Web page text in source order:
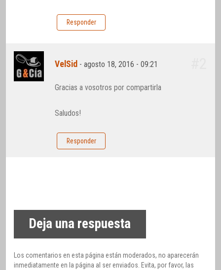
Responder
VelSid -agosto 18, 2016 - 09:21
Gracias a vosotros por compartirla
Saludos!
Responder
Deja una respuesta
Los comentarios en esta página están moderados, no aparecerán
inmediatamente en la página al ser enviados. Evita, por favor, las